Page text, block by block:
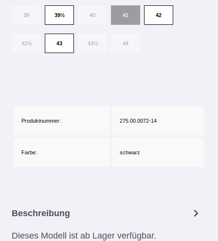
39 39½ 40 41 42
42½ 43 43½ 44
Produktnummer: 275.00.0072-14
Farbe: schwarz
Beschreibung
Dieses Modell ist ab Lager verfügbar.